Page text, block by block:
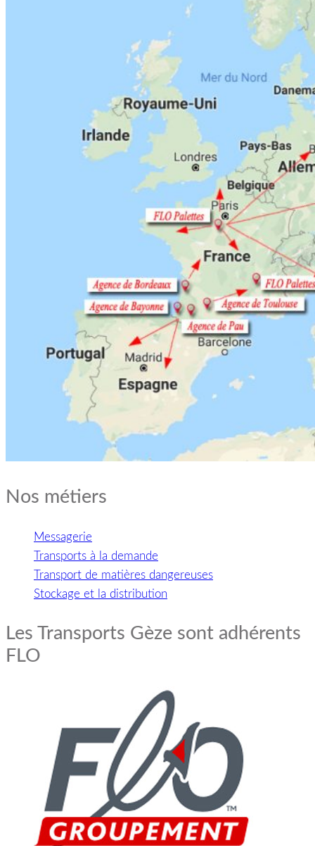
Nos métiers
Messagerie
Transports à la demande
Transport de matières dangereuses
Stockage et la distribution
Les Transports Gèze sont adhérents
FLO